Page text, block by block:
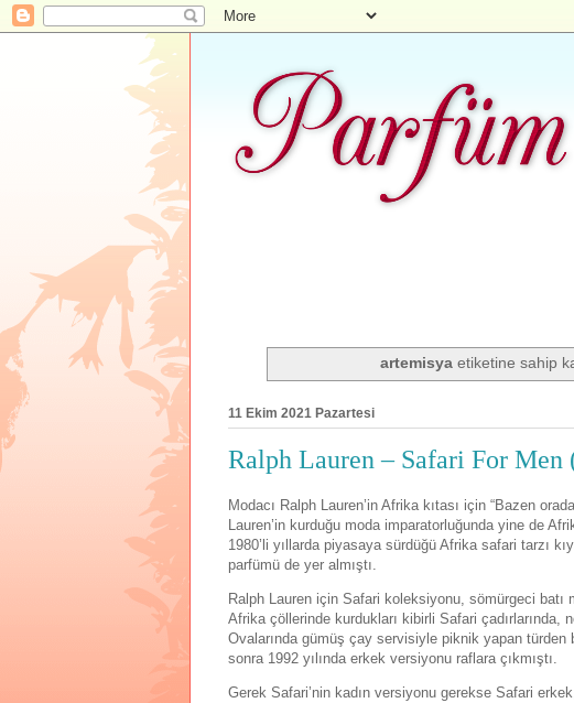
artemisya etiketine sahip
11 Ekim 2021 Pazartesi
Ralph Lauren – Safari For Men
Modacı Ralph Lauren’in Afrika kıtası için “Bazen
Lauren’in kurduğu moda imparatorluğunda yine de
1980’li yıllarda piyasaya sürdüğü Afrika safari tarzı
parfümü de yer almıştı.
Ralph Lauren için Safari koleksiyonu, sömürgeci batı
Afrika çöllerinde kurdukları kibirli Safari
Ovalarında gümüş çay servisiyle piknik yapan türden
sonra 1992 yılında erkek versiyonu raflara çıkmıştı.
Gerek Safari’nin kadın versiyonu gerekse Safari